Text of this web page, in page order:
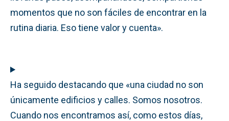
momentos que no son fáciles de encontrar en la
rutina diaria. Eso tiene valor y cuenta».
Ha seguido destacando que «una ciudad no son
únicamente edificios y calles. Somos nosotros.
Cuando nos encontramos así, como estos días,